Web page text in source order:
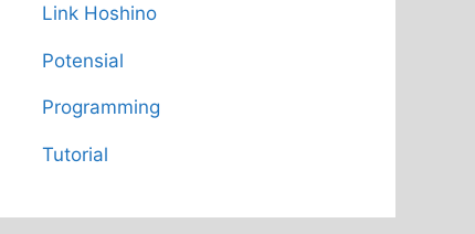
Link Hoshino
Potensial
Programming
Tutorial